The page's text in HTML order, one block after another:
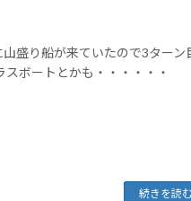
盛り船が来ていたので3ターン
ボートとかも・・・・・・
続きを読む